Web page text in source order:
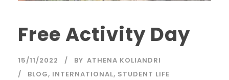
Free Activity Day
15/11/2022 BY ATHENA KOLIANDRI
BLOG, INTERNATIONAL, STUDENT LIFE